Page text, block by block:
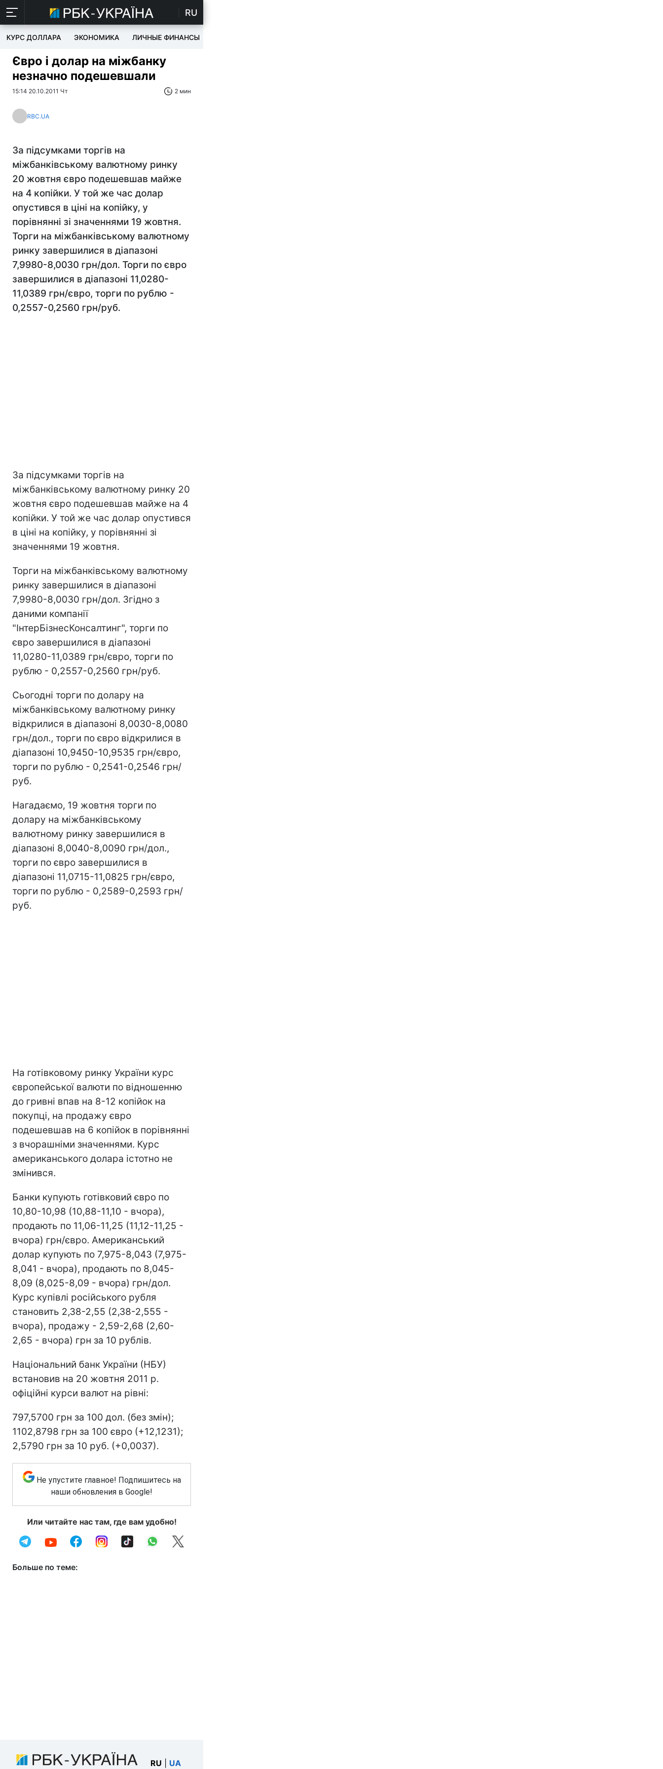
RU
КУРС ДОЛЛАРА ЭКОНОМИКА ЛИЧНЫЕ ФИНАНСЫ
Євро і долар на міжбанку
незначно подешевшали
15:14 20.10.2011 Чт 2 мин
RBC.UA
За підсумками торгів на
міжбанківському валютному ринку
20 жовтня євро подешевшав майже
на 4 копійки. У той же час долар
опустився в ціні на копійку, у
порівнянні зі значеннями 19 жовтня.
Торги на міжбанківському валютному
ринку завершилися в діапазоні
7,9980-8,0030 грн/дол. Торги по євро
завершилися в діапазоні 11,0280-
11,0389 грн/євро, торги по рублю -
0,2557-0,2560 грн/руб.
За підсумками торгів на
міжбанківському валютному ринку 20
жовтня євро подешевшав майже на 4
копійки. У той же час долар опустився
в ціні на копійку, у порівнянні зі
значеннями 19 жовтня.
Торги на міжбанківському валютному
ринку завершилися в діапазоні
7,9980-8,0030 грн/дол. Згідно з
даними компанії
"ІнтерБізнесКонсалтинг", торги по
євро завершилися в діапазоні
11,0280-11,0389 грн/євро, торги по
рублю - 0,2557-0,2560 грн/руб.
Сьогодні торги по долару на
міжбанківському валютному ринку
відкрилися в діапазоні 8,0030-8,0080
грн/дол., торги по євро відкрилися в
діапазоні 10,9450-10,9535 грн/євро,
торги по рублю - 0,2541-0,2546 грн/
руб.
Нагадаємо, 19 жовтня торги по
долару на міжбанківському
валютному ринку завершилися в
діапазоні 8,0040-8,0090 грн/дол.,
торги по євро завершилися в
діапазоні 11,0715-11,0825 грн/євро,
торги по рублю - 0,2589-0,2593 грн/
руб.
На готівковому ринку України курс
європейської валюти по відношенню
до гривні впав на 8-12 копійок на
покупці, на продажу євро
подешевшав на 6 копійок в порівнянні
з вчорашніми значеннями. Курс
американського долара істотно не
змінився.
Банки купують готівковий євро по
10,80-10,98 (10,88-11,10 - вчора),
продають по 11,06-11,25 (11,12-11,25 -
вчора) грн/євро. Американський
долар купують по 7,975-8,043 (7,975-
8,041 - вчора), продають по 8,045-
8,09 (8,025-8,09 - вчора) грн/дол.
Курс купівлі російського рубля
становить 2,38-2,55 (2,38-2,555 -
вчора), продажу - 2,59-2,68 (2,60-
2,65 - вчора) грн за 10 рублів.
Національний банк України (НБУ)
встановив на 20 жовтня 2011 р.
офіційні курси валют на рівні:
797,5700 грн за 100 дол. (без змін);
1102,8798 грн за 100 євро (+12,1231);
2,5790 грн за 10 руб. (+0,0037).
Не упустите главное! Подпишитесь на
наши обновления в Google!
Или читайте нас там, где вам удобно!
Больше по теме:
RU UA